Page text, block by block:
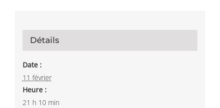
Détails
Date :
11 février
Heure :
21 h 10 min